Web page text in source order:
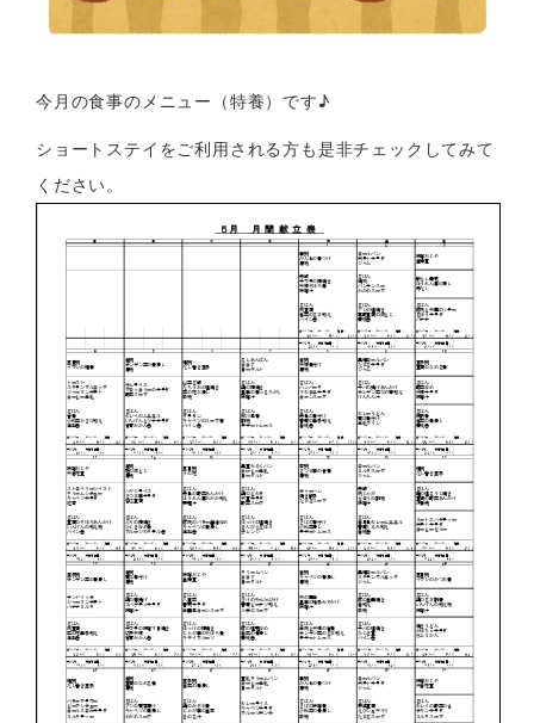
今月の食事のメニュー（特養）です♪
ショートステイをご利用される方も是非チェックしてみて
ください。